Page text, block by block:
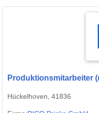
Produktionsmitarbeiter
Hückelhoven, 41836